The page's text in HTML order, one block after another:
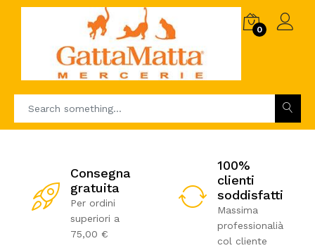
0
Consegna
gratuita
Per ordini
superiori a
75,00 €
100%
clienti
soddisfatti
Massima
professionalià
col cliente